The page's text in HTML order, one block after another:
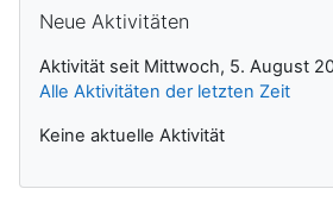
Neue Aktivitäten
Aktivität seit Mittwoch, 5. August
Alle Aktivitäten der letzten Zeit
Keine aktuelle Aktivität